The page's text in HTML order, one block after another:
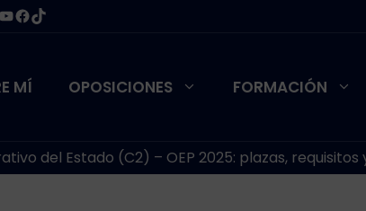
YouTube
Facebook
TikTok
MÍ OPOSICIONES FORMACIÓN
del Estado (C2) – OEP 2025: plazas, requisitos